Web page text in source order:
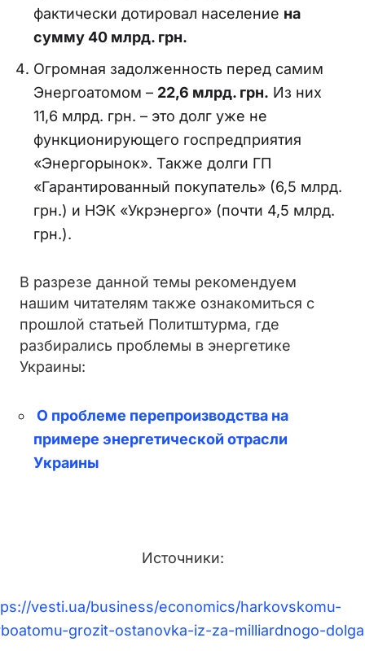
фактически дотировал население на
сумму 40 млрд. грн.
Огромная задолженность перед самим
Энергоатомом – 22,6 млрд. грн. Из них
11,6 млрд. грн. – это долг уже не
функционирующего госпредприятия
«Энергорынок». Также долги ГП
«Гарантированный покупатель» (6,5 млрд.
грн.) и НЭК «Укрэнерго» (почти 4,5 млрд.
грн.).
В разрезе данной темы рекомендуем
нашим читателям также ознакомиться с
прошлой статьей Политштурма, где
разбирались проблемы в энергетике
Украины:
О проблеме перепроизводства на
примере энергетической отрасли
Украины
Источники:
vesti.ua/business/economics/harkovskomu-
grozit-ostanovka-iz-za-milliardnogo-dolga